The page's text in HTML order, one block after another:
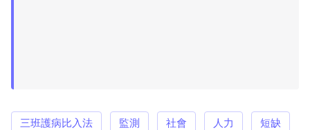
三班護病比入法 監測 社會 人力 短缺